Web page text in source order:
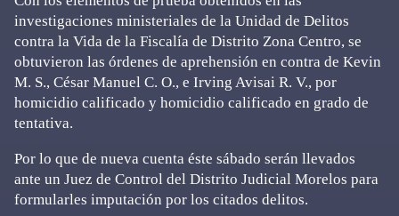
investigaciones ministeriales de la Unidad de Delitos
contra la Vida de la Fiscalía de Distrito Zona Centro, se
obtuvieron las órdenes de aprehensión en contra de Kevin
M. S., César Manuel C. O., e Irving Avisai R. V., por
homicidio calificado y homicidio calificado en grado de
tentativa.
Por lo que de nueva cuenta éste sábado serán llevados
ante un Juez de Control del Distrito Judicial Morelos para
formularles imputación por los citados delitos.